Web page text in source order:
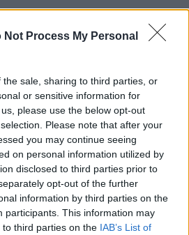
Not Process My Personal
sale, sharing to third parties, or
or sensitive information for
please use the below opt-out
Please note that after your
you may continue seeing
on personal information utilized by
disclosed to third parties prior to
opt-out of the further
information by third parties on the
participants. This information may
third parties on the IAB’s List of
–
ΑΣΤΥΝΟΜΙΚΌ ΔΕΛΤΊΟ
Δωρεά Εθελοντικού
Συλλόγου στο Γραφείο
Αντιμετώπισης
Ενδοοικογενειακής